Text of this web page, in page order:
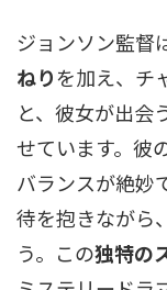
ジョンソン監督
ねりを加え、チ
と、彼女が出会
せています。彼
バランスが絶妙
待を抱きながら
う。この独特の